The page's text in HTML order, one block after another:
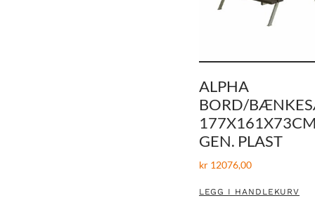
ALPHA
BORD/
GEN. PLAST
kr12076,00
LEGG I HANDLEKURV